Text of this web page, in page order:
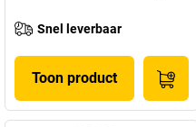
Snel leverbaar
Toon product